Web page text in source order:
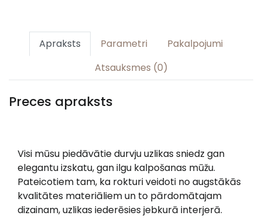
Apraksts Parametri
Pakalpojumi
Atsauksmes (0)
Preces apraksts
Visi mūsu piedāvātie durvju uzlikas sniedz gan
elegantu izskatu, gan ilgu kalpošanas mūžu.
Pateicotiem tam, ka rokturi veidoti no augstākās
kvalitātes materiāliem un to pārdomātajam
dizainam, uzlikas iederēsies jebkurā interjerā.